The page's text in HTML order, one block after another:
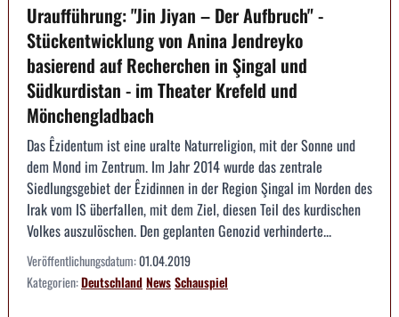
Uraufführung: "Jin Jiyan – Der Aufbruch" -
Stückentwicklung von Anina Jendreyko
basierend auf Recherchen in Şingal und
Südkurdistan - im Theater Krefeld und
Mönchengladbach
Das Êzidentum ist eine uralte Naturreligion, mit der Sonne und
dem Mond im Zentrum. Im Jahr 2014 wurde das zentrale
Siedlungsgebiet der Êzidinnen in der Region Şingal im Norden des
Irak vom IS überfallen, mit dem Ziel, diesen Teil des kurdischen
Volkes auszulöschen. Den geplanten Genozid verhinderte...
Veröffentlichungsdatum:01.04.2019
Kategorien:DeutschlandNewsSchauspiel